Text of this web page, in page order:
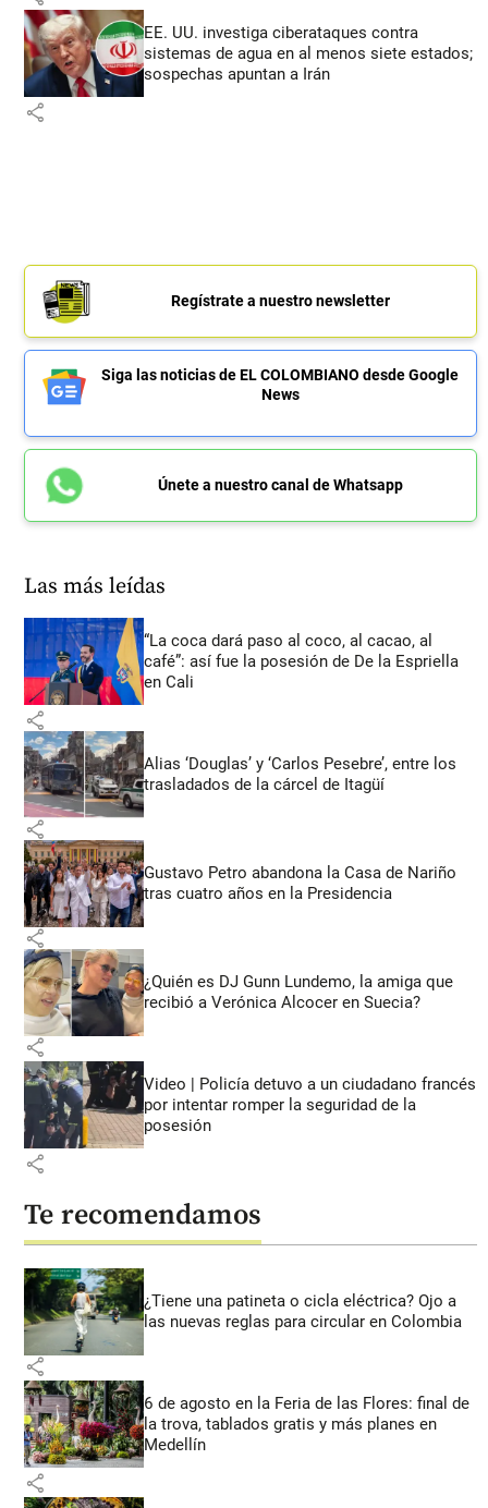
EE. UU. investiga ciberataques contra
sistemas de agua en al menos siete estados;
sospechas apuntan a Irán
share
Regístrate a nuestro newsletter
Siga las noticias de EL COLOMBIANO desde Google
News
Únete a nuestro canal de Whatsapp
Las más leídas
“La coca dará paso al coco, al cacao, al
café”: así fue la posesión de De la Espriella
en Cali
share
Alias ‘Douglas’ y ‘Carlos Pesebre’, entre los
trasladados de la cárcel de Itagüí
share
Gustavo Petro abandona la Casa de Nariño
tras cuatro años en la Presidencia
share
¿Quién es DJ Gunn Lundemo, la amiga que
recibió a Verónica Alcocer en Suecia?
share
Video | Policía detuvo a un ciudadano francés
por intentar romper la seguridad de la
posesión
share
Te recomendamos
¿Tiene una patineta o cicla eléctrica? Ojo a
las nuevas reglas para circular en Colombia
share
6 de agosto en la Feria de las Flores: final de
la trova, tablados gratis y más planes en
Medellín
share